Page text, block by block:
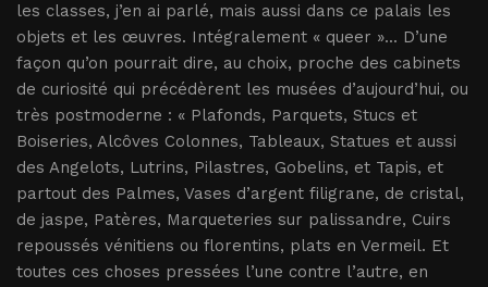
les classes, j’en ai parlé, mais aussi dans ce palais les
objets et les œuvres. Intégralement « queer »... D’une
façon qu’on pourrait dire, au choix, proche des cabinets
de curiosité qui précédèrent les musées d’aujourd’hui, ou
très postmoderne : « Plafonds, Parquets, Stucs et
Boiseries, Alcôves Colonnes, Tableaux, Statues et aussi
des Angelots, Lutrins, Pilastres, Gobelins, et Tapis, et
partout des Palmes, Vases d’argent filigrane, de cristal,
de jaspe, Patères, Marqueteries sur palissandre, Cuirs
repoussés vénitiens ou florentins, plats en Vermeil. Et
toutes ces choses pressées l’une contre l’autre, en